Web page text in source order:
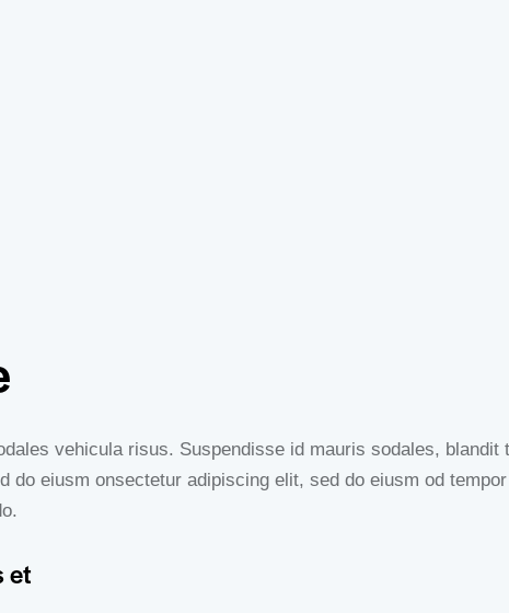
vehicula risus. Suspendisse id mauris sodales,
eiusm onsectetur adipiscing elit, sed do eiusm od
et